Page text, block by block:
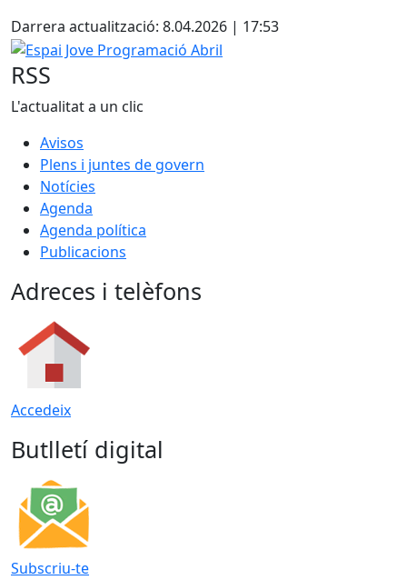
Darrera actualització: 8.04.2026 | 17:53
Espai Jove Programació Abril
RSS
L'actualitat a un clic
Avisos
Plens i juntes de govern
Notícies
Agenda
Agenda política
Publicacions
Adreces i telèfons
Accedeix
Butlletí digital
Subscriu-te